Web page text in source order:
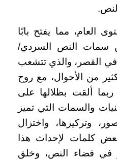
العام، مما يفتح بابًا
سمات النص السردي/
في القصر، والذي تتشعب
من الأحوال، مع روح
ربما ألقت بظلالها على
والسمات التي تميز
وتركيزها، واختزال
كلمات لإحداث هذا
في فضاء النص، وخلق